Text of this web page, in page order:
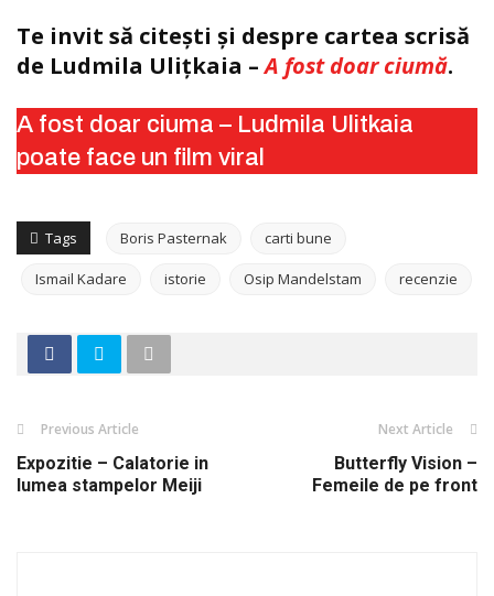
Te invit să citești și despre cartea scrisă
de Ludmila Uliţkaia –A fost doar ciumă.
A fost doar ciuma – Ludmila Ulitkaia
poate face un film viral
Tags Boris Pasternak carti bune
Ismail Kadare istorie Osip Mandelstam recenzie
Previous Article
Expozitie – Calatorie in
lumea stampelor Meiji
Next Article
Butterfly Vision –
Femeile de pe front